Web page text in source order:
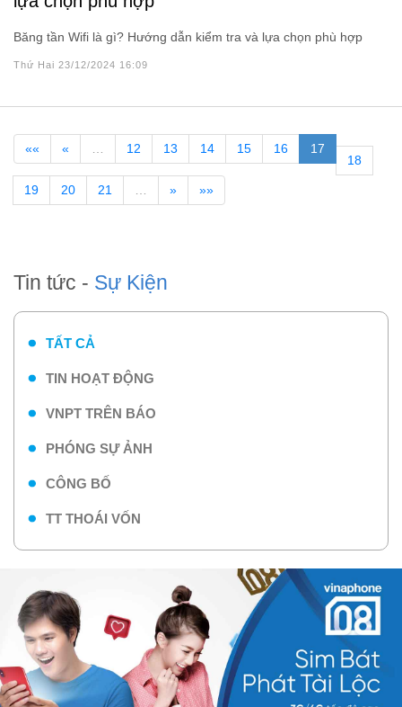
Băng tần Wifi là gì? Hướng dẫn kiểm tra và lựa chọn phù hợp
Thứ Hai 23/12/2024 16:09
«« « … 12 13 14 15 16
17
18
19 20 21 … » »»
Tin tức - Sự Kiện
TẤT CẢ
TIN HOẠT ĐỘNG
VNPT TRÊN BÁO
PHÓNG SỰ ẢNH
CÔNG BỐ
TT THOÁI VỐN